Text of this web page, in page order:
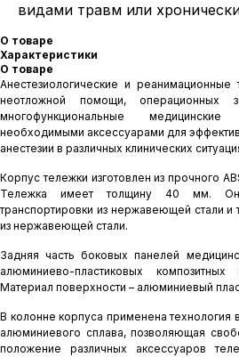
видами травм или
О товаре
Характеристики
О товаре
Анестезиологические и
неотложной помощи, операционных
многофункциональные
необходимыми аксессуарами для
анестезии в различных клинических
Корпус тележки изготовлен из прочного
Тележка имеет толщину 40 мм.
транспортировки из нержавеющей стали
из нержавеющей стали.
Задняя часть боковых панелей
алюминиево-пластиковых
Материал поверхности – алюминиевый
В колонне корпуса применена технология
алюминиевого сплава, позволяющая
положение различных аксессуаров